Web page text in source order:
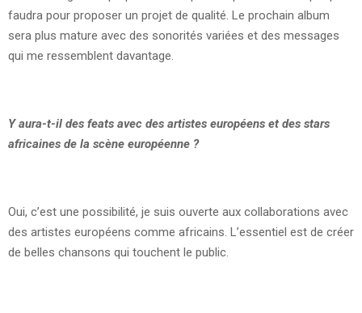
faudra pour proposer un projet de qualité. Le prochain album
sera plus mature avec des sonorités variées et des messages
qui me ressemblent davantage.
Y aura-t-il des feats avec des artistes européens et des stars
africaines de la scène européenne ?
Oui, c’est une possibilité, je suis ouverte aux collaborations avec
des artistes européens comme africains. L’essentiel est de créer
de belles chansons qui touchent le public.